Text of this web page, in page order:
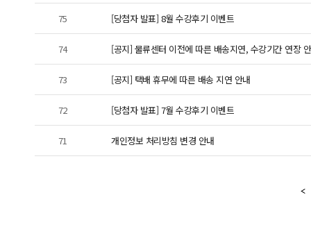
75 [당첨자 발표] 8월 수강후기 이벤트
74 [공지] 물류센터 이전에 따른 배송지연, 수강기간 연장
73 [공지] 택배 휴무에 따른 배송 지연 안내
72 [당첨자 발표] 7월 수강후기 이벤트
71 개인정보 처리방침 변경 안내